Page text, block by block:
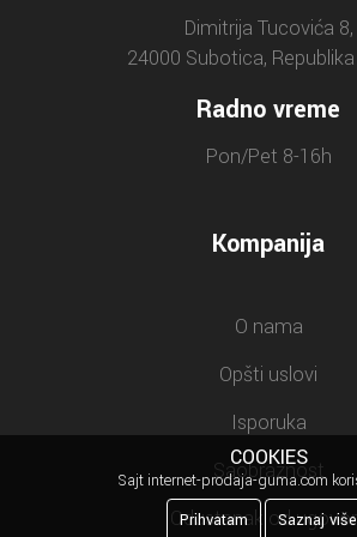
Dimitrija Tucovića 8,
24000 Subotica, Republika
Radno vreme
Pon/Pet 8-16h
Kompanija
O nama
Opšti uslovi
Isporuka
Saobraznost
Odustanak od
COOKIES
Sajt internet-prodaja-guma.com
Prihvatam
Saznaj više